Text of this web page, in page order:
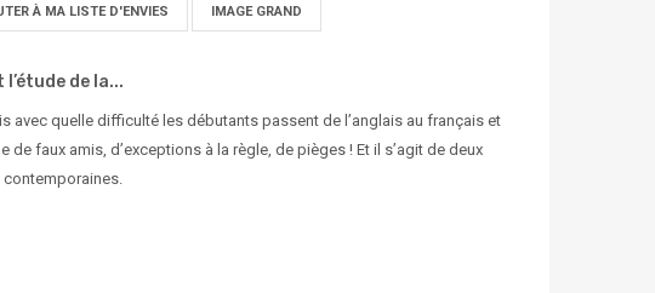
À MA LISTE D'ENVIES IMAGE GRAND
de la...
avec quelle difficulté les débutants passent de l’anglais au français et
de faux amis, d’exceptions à la règle, de pièges ! Et il s’agit de deux
contemporaines.